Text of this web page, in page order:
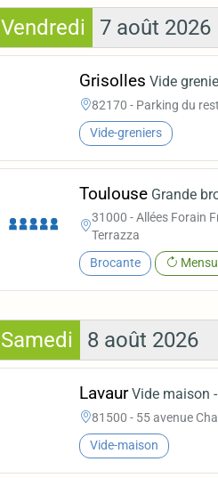
Vendredi 7 août 2026
Grisolles Vide
82170 - Parking du
Vide-greniers
Toulouse Grande
31000 - Allées Forain
Terrazza
Brocante
Samedi 8 août 2026
Lavaur Vide maison
81500 - 55 avenue
Vide-maison